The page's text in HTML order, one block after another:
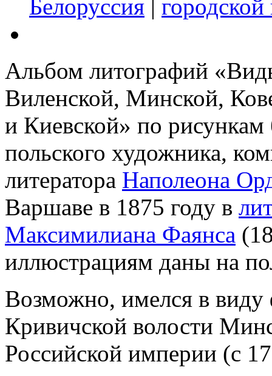
Белоруссия
Альбом литографий
Виленской, Минской,
и Киевской» по рисункам
польского художника,
литератора Наполеона
Варшаве в 1875 году в
Максимилиана Фаянса
иллюстрациям даны на
Возможно, имелся в виду
Кривичской волости
Российской империи (с